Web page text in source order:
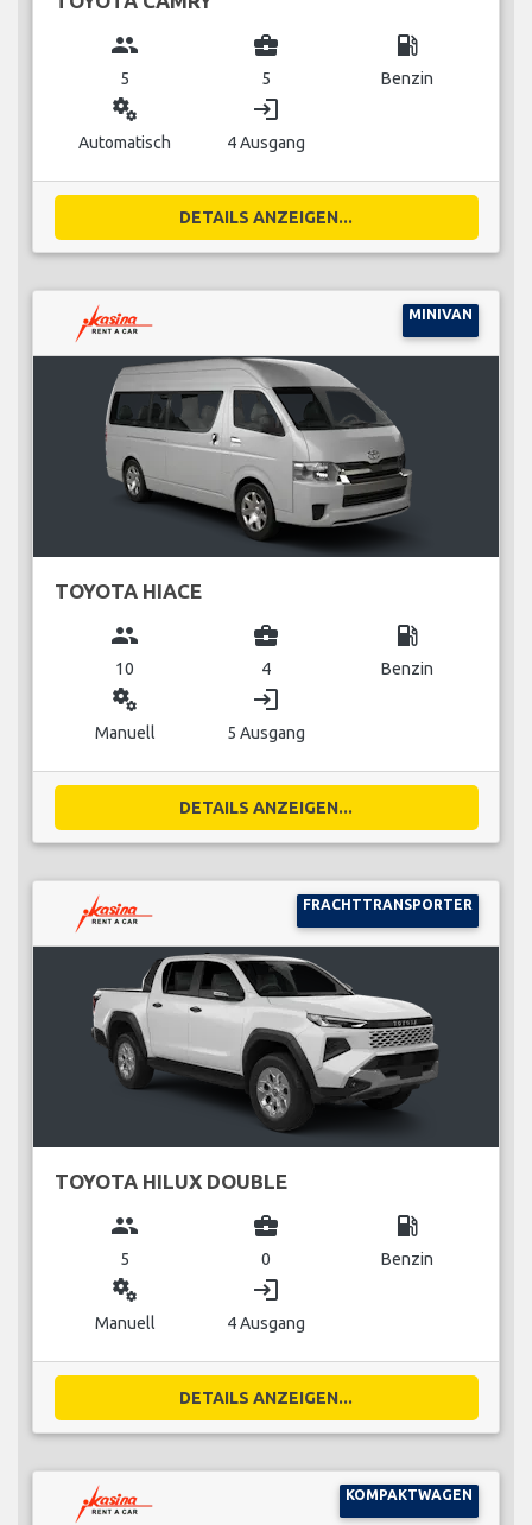
group
5
business_center
5
local_gas_station
Benzin
miscellaneous_services
Automatisch
login
4 Ausgang
DETAILS ANZEIGEN...
MINIVAN
TOYOTA HIACE
group
10
business_center
4
local_gas_station
Benzin
miscellaneous_services
Manuell
login
5 Ausgang
DETAILS ANZEIGEN...
FRACHTTRANSPORTER
TOYOTA HILUX DOUBLE
group
5
business_center
0
local_gas_station
Benzin
miscellaneous_services
Manuell
login
4 Ausgang
DETAILS ANZEIGEN...
KOMPAKTWAGEN